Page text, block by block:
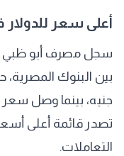
أعلى سعر للدولار
سجل مصرف أبو ظبي
تصدر قائمة أعلى
التعاملات.